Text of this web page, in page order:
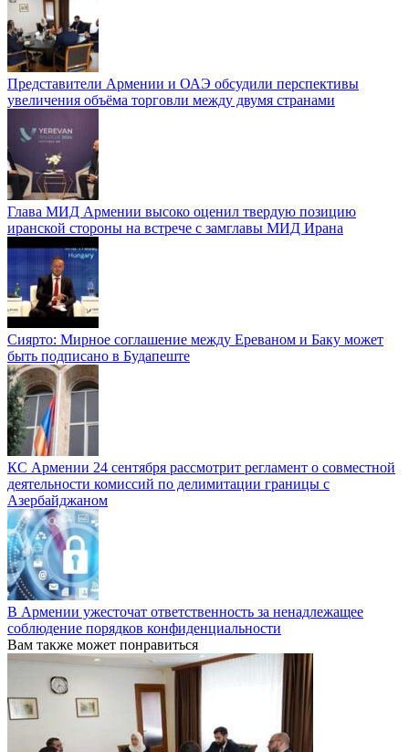
Представители Армении и ОАЭ обсудили перспективы
увеличения объёма торговли между двумя странами
Глава МИД Армении высоко оценил твердую позицию
иранской стороны на встрече с замглавы МИД Ирана
Сиярто: Мирное соглашение между Ереваном и Баку может
быть подписано в Будапеште
КС Армении 24 сентября рассмотрит регламент о совместной
деятельности комиссий по делимитации границы с
Азербайджаном
В Армении ужесточат ответственность за ненадлежащее
соблюдение порядков конфиденциальности
Вам также может понравиться